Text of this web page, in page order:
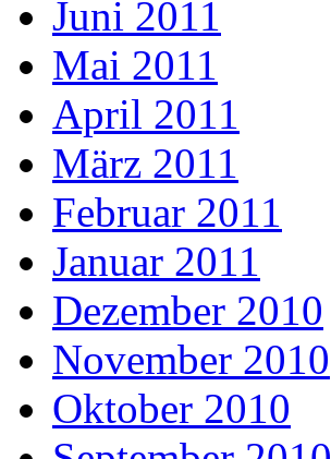
Juni 2011
Mai 2011
April 2011
März 2011
Februar 2011
Januar 2011
Dezember 2010
November 2010
Oktober 2010